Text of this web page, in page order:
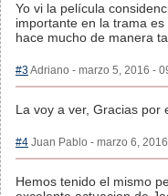
Yo vi la película
importante en la trama
hace mucho de manera
#3Adriano - marzo 5, 2016 -
La voy a ver, Gracias por
#4 Juan Pablo - marzo 6,
Hemos tenido el mismo